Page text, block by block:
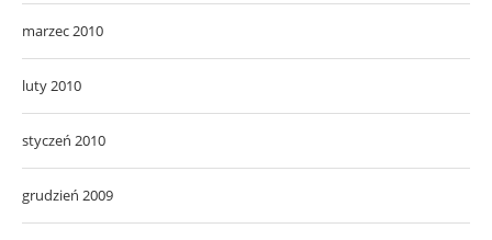
marzec 2010
luty 2010
styczeń 2010
grudzień 2009